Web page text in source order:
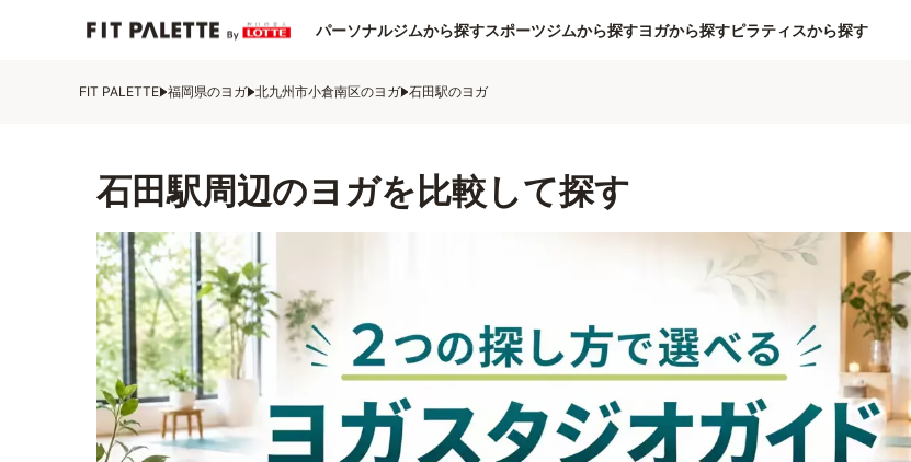
パーソナルジムから探すスポーツジムから探すヨガから探すピラティスから探す
FIT PALETTE 福岡県のヨガ 北九州市小倉南区のヨガ 石田駅のヨガ
石田駅周辺のヨガを比較して探す